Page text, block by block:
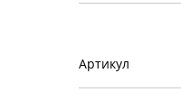
Артикул